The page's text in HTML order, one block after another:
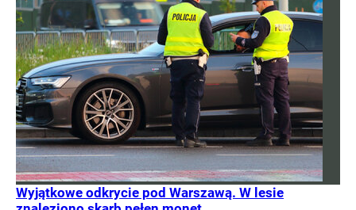
Wyjątkowe odkrycie pod Warszawą. W lesie